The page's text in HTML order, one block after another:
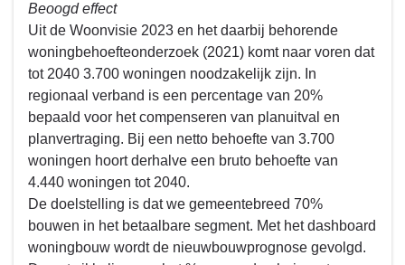
Beoogd effect
Uit de Woonvisie 2023 en het daarbij behorende
woningbehoefteonderzoek (2021) komt naar voren dat
tot 2040 3.700 woningen noodzakelijk zijn. In
regionaal verband is een percentage van 20%
bepaald voor het compenseren van planuitval en
planvertraging. Bij een netto behoefte van 3.700
woningen hoort derhalve een bruto behoefte van
4.440 woningen tot 2040.
De doelstelling is dat we gemeentebreed 70%
bouwen in het betaalbare segment. Met het dashboard
woningbouw wordt de nieuwbouwprognose gevolgd.